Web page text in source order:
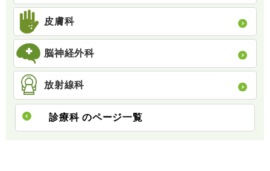
皮膚科
脳神経外科
放射線科
診療科 のページ一覧